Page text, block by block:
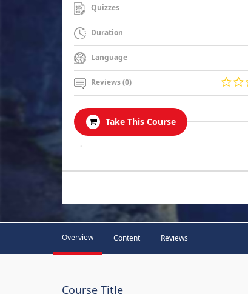
Quizzes
Duration
Language
Reviews (0)
Take This Course
.
Overview Content Reviews
Course Title